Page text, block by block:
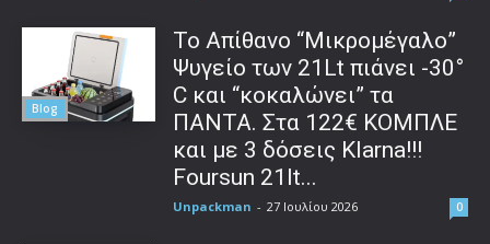
Blog
Το Απίθανο “Μικρομέγαλο”
Ψυγείο των 21Lt πιάνει -30°
C και “κοκαλώνει” τα
ΠΑΝΤΑ. Στα 122€ ΚΟΜΠΛΕ
και με 3 δόσεις Klarna!!!
Foursun 21lt...
Unpackman - 27 Ιουλίου 2026 0